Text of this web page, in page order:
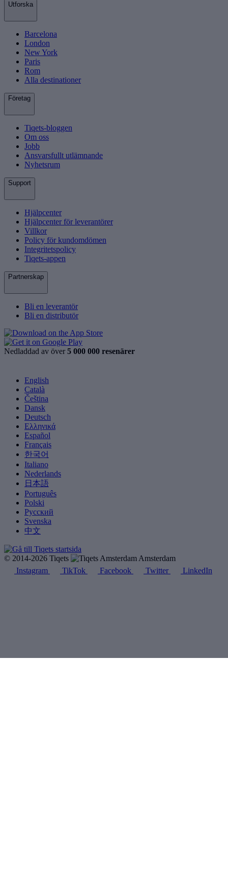
Utforska
Barcelona
London
New York
Paris
Rom
Alla destinationer
Företag
Tiqets-bloggen
Om oss
Jobb
Ansvarsfullt utlämnande
Nyhetsrum
Support
Hjälpcenter
Hjälpcenter för leverantörer
Villkor
Policy för kundomdömen
Integritetspolicy
Tiqets-appen
Partnerskap
Bli en leverantör
Bli en distributör
Nedladdad av över 5 000 000 resenärer
English
Català
Čeština
Dansk
Deutsch
Ελληνικά
Español
Français
한국어
Italiano
Nederlands
日本語
Português
Polski
Русский
Svenska
中文
© 2014-2026 Tiqets
Amsterdam
Instagram
TikTok Facebook Twitter LinkedIn